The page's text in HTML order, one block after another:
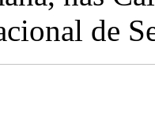
de